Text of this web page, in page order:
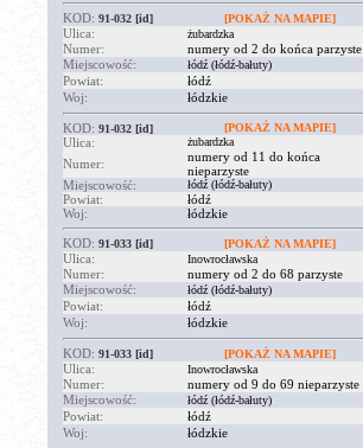
KOD: 91-032 [id] [POKAŻ NA MAPIE]
Ulica: żubardzka
Numer:
numery od 2 do końca parzyste
Miejscowość:
łódź (łódź-bałuty)
Powiat:
łódź
Woj:
łódzkie
KOD: 91-032 [id] [POKAŻ NA MAPIE]
Ulica: żubardzka
Numer:
numery od 11 do końca
nieparzyste
Miejscowość:
łódź (łódź-bałuty)
Powiat:
łódź
Woj:
łódzkie
KOD: 91-033 [id] [POKAŻ NA MAPIE]
Ulica: Inowrocławska
Numer:
numery od 2 do 68 parzyste
Miejscowość:
łódź (łódź-bałuty)
Powiat:
łódź
Woj:
łódzkie
KOD: 91-033 [id] [POKAŻ NA MAPIE]
Ulica: Inowrocławska
Numer:
numery od 9 do 69 nieparzyste
Miejscowość:
łódź (łódź-bałuty)
Powiat:
łódź
Woj:
łódzkie